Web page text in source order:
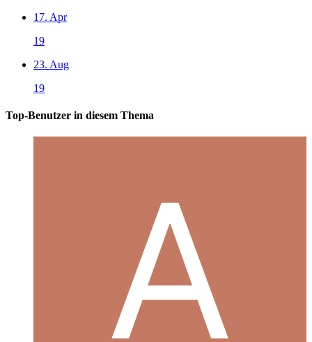
17. Apr
19
23. Aug
19
Top-Benutzer in diesem Thema